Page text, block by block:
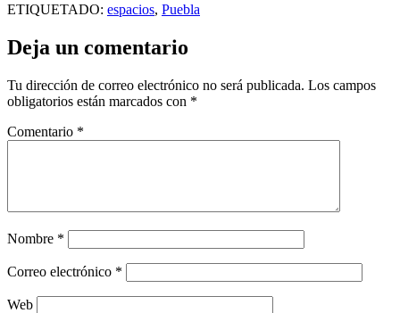
ETIQUETADO: espacios, Puebla
Deja un comentario
Tu dirección de correo electrónico no será publicada. Los campos
obligatorios están marcados con *
Comentario *
Nombre *
Correo electrónico *
Web